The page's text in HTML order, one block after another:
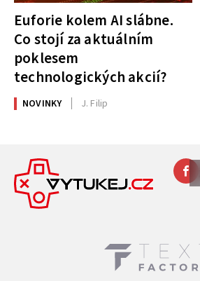
Euforie kolem AI slábne.
Co stojí za aktuálním
poklesem
technologických akcií?
NOVINKY J. Filip